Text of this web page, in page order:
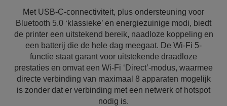
Met USB-C-connectiviteit, plus ondersteuning voor
Bluetooth 5.0 ‘klassieke’ en energiezuinige modi, biedt
de printer een uitstekend bereik, naadloze koppeling en
een batterij die de hele dag meegaat. De Wi-Fi 5-
functie staat garant voor uitstekende draadloze
prestaties en omvat een Wi-Fi ‘Direct’-modus, waarmee
directe verbinding van maximaal 8 apparaten mogelijk
is zonder dat er verbinding met een netwerk of hotspot
nodig is.